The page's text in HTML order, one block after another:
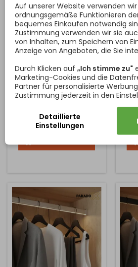
EXKLUSIVER
HOLZKLEIDERBÜGEL
LOREN / DUNKLE
WALNUSS - SCHWARZ
Der exklusive
Holzkleiderhaken LOREN
verbindet dunkles
eleganten schwarzen
Metallteil aus Zamak-
Materialkombination
schafft ein einzigartiges
von rustikalem Charme,
auch klassische Interieurs
passt. Dank der kompakten
und stabilen Ausführung ist
er...
Preis
51,60 €
Auf unserer Website verwenden
ordnungsgemäße Funktionieren
bequemes Einkaufen notwendig
Zustimmung verwenden wir sie
von Inhalten, zum Speichern von
Anzeige von Angeboten, die Sie
Durch Klicken auf „Ich stimme zu"
Marketing-Cookies und die
Partner für personalisierte
Zustimmung jederzeit in den
Detaillierte
Einstellungen